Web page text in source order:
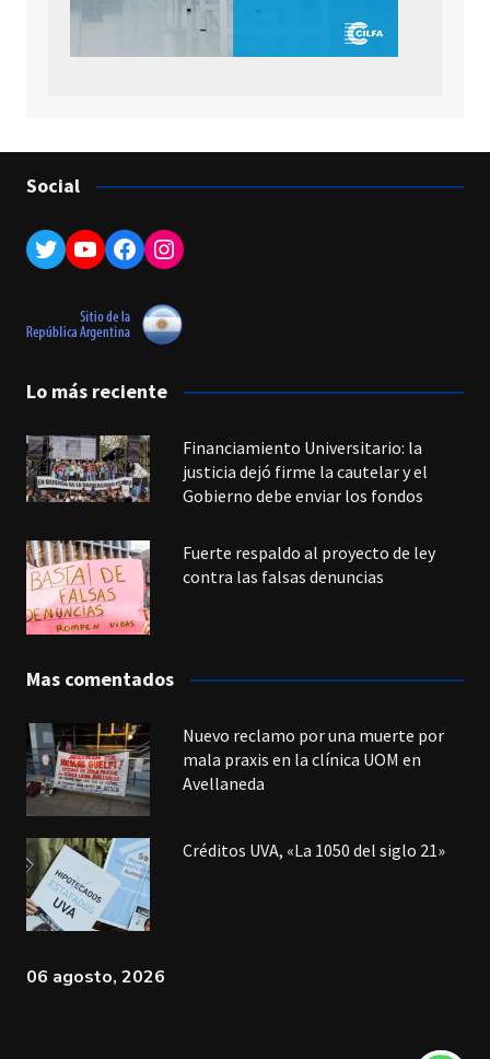
Social
Twitter
YouTube
Facebook
Instagram
Lo más reciente
Financiamiento Universitario: la
justicia dejó firme la cautelar y el
Gobierno debe enviar los fondos
Fuerte respaldo al proyecto de ley
contra las falsas denuncias
Mas comentados
Nuevo reclamo por una muerte por
mala praxis en la clínica UOM en
Avellaneda
Créditos UVA, «La 1050 del siglo 21»
06 agosto, 2026